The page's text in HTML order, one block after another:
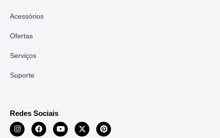
Acessórios
Ofertas
Serviços
Suporte
Redes Sociais